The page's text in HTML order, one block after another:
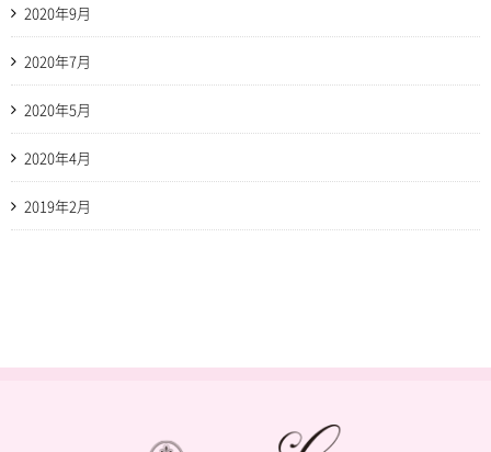
2020年9月
2020年7月
2020年5月
2020年4月
2019年2月